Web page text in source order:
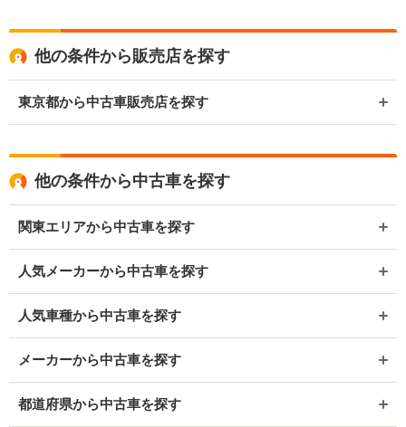
他の条件から販売店を探す
東京都から中古車販売店を探す
他の条件から中古車を探す
関東エリアから中古車を探す
人気メーカーから中古車を探す
人気車種から中古車を探す
メーカーから中古車を探す
都道府県から中古車を探す